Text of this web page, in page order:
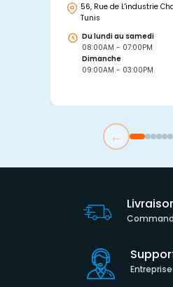
56, Rue de L'industrie
Tunis
Du lundi au samedi
08:00AM - 07:00PM
Dimanche
09:00AM - 03:00PM
←